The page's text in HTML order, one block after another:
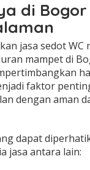
di
jasa sedot WC
mampet di
faktor
dengan aman
dapat
jasa antara lain: